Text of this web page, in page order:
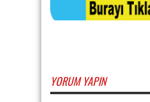
YORUM YAPIN